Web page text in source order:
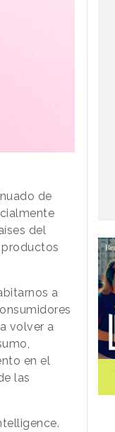
de
del
a
volver a
en el
las